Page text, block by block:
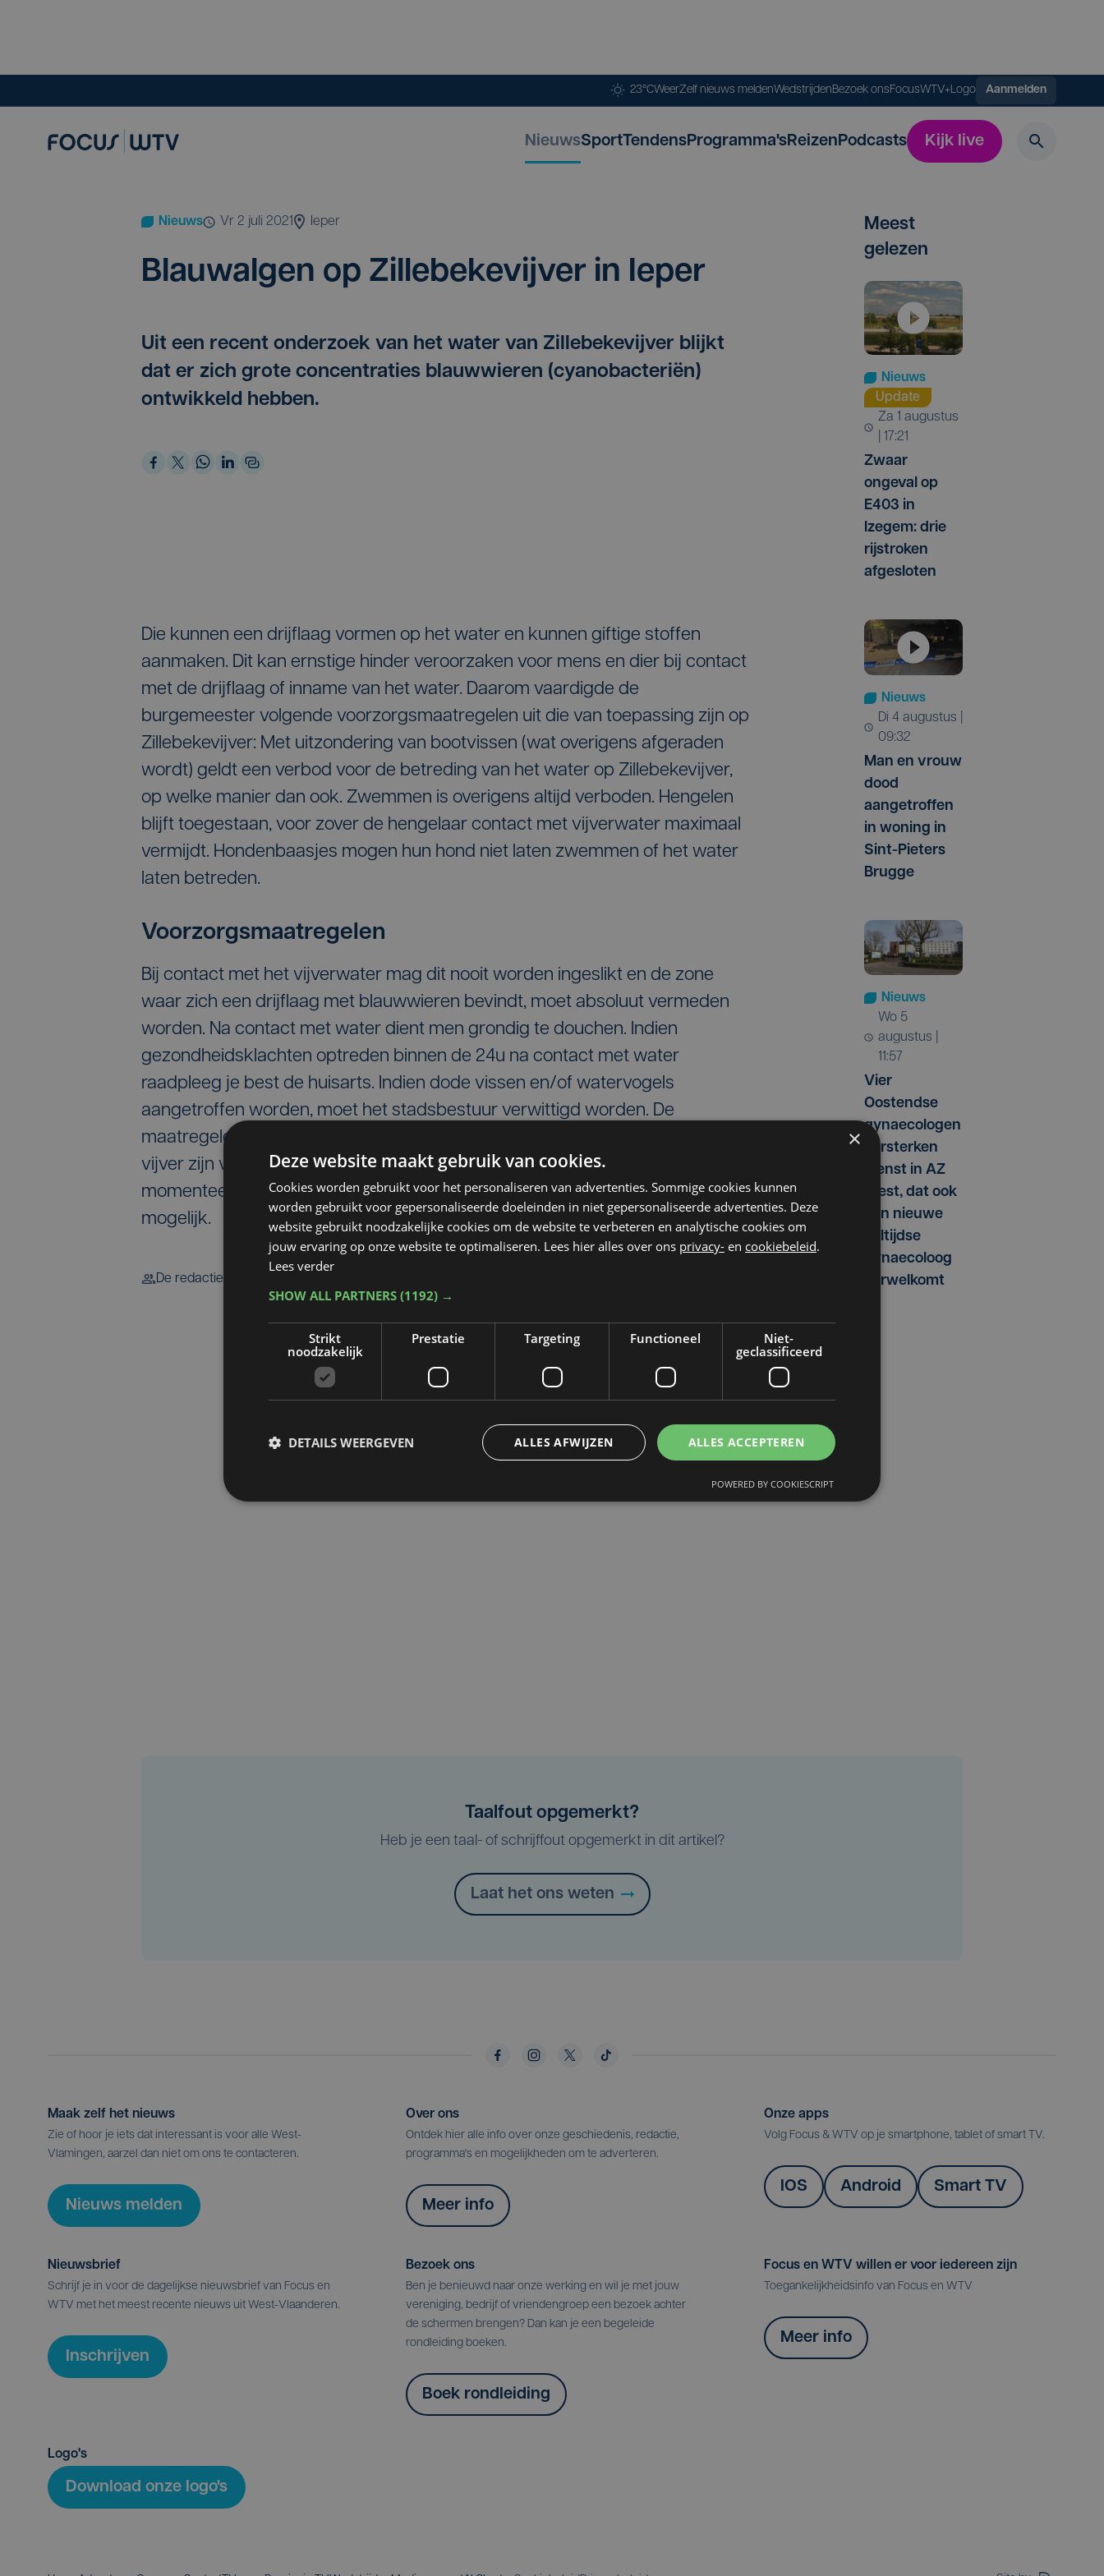
23°CWeerZelf nieuws meldenWedstrijdenBezoek onsFocusWTV+Logo Aanmelden
NieuwsSportTendensProgramma'sReizenPodcasts Kijk live
Nieuws vr 2 juli 2021 Ieper
Blauw­al­gen op Zil­le­be­ke­vij­ver in Ieper
Uit een recent onderzoek van het water van Zillebekevijver blijkt
dat er zich grote concentraties blauwwieren (cyanobacteriën)
ontwikkeld hebben.
Die kunnen een drijflaag vormen op het water en kunnen giftige stoffen
aanmaken. Dit kan ernstige hinder veroorzaken voor mens en dier bij contact
met de drijflaag of inname van het water. Daarom vaardigde de
burgemeester volgende voorzorgsmaatregelen uit die van toepassing zijn op
Zillebekevijver: Met uitzondering van bootvissen (wat overigens afgeraden
wordt) geldt een verbod voor de betreding van het water op Zillebekevijver,
op welke manier dan ook. Zwemmen is overigens altijd verboden. Hengelen
blijft toegestaan, voor zover de hengelaar contact met vijverwater maximaal
vermijdt. Hondenbaasjes mogen hun hond niet laten zwemmen of het water
laten betreden.
Voorzorgsmaatregelen
Bij contact met het vijverwater mag dit nooit worden ingeslikt en de zone
waar zich een drijflaag met blauwwieren bevindt, moet absoluut vermeden
worden. Na contact met water dient men grondig te douchen. Indien
gezondheidsklachten optreden binnen de 24u na contact met water
raadpleeg je best de huisarts. Indien dode vissen en/of watervogels
aangetroffen worden, moet het stadsbestuur verwittigd worden. De
maatregelen blijven van kracht tot blijkt dat de drijflagen uit de volledige
vijver zijn verdwenen. De waterkwaliteit van Dikkebusvijver is daarentegen
momenteel zeer goed. Waterrecreatie op Dikkebusvijver is bijgevolg wel
mogelijk.
De redactie
Meest
gelezen
Nieuws
Update
za 1 augustus
| 17:21
Zwaar
ongeval op
E403 in
Izegem: drie
rijstroken
afgesloten
Nieuws
di 4 augustus |
09:32
Man en vrouw
dood
aangetroffen
in woning in
Sint-Pieters
Brugge
Nieuws
wo 5
augustus |
11:57
Vier
Oostendse
gynaecologen
versterken
dienst in AZ
West, dat ook
een nieuwe
voltijdse
gynaecoloog
verwelkomt
Taalfout opgemerkt?
Heb je een taal- of schrijffout opgemerkt in dit artikel?
Laat het ons weten
Maak zelf het nieuws
Zie of hoor je iets dat interessant is voor alle West-
Vlamingen, aarzel dan niet om ons te contacteren.
Nieuws melden
Over ons
Ontdek hier alle info over onze geschiedenis, redactie,
programma's en mogelijkheden om te adverteren.
Meer info
Onze apps
Volg Focus & WTV op je smartphone, tablet of smart TV.
IOS Android Smart TV
Nieuwsbrief
Schrijf je in voor de dagelijkse nieuwsbrief van Focus en
WTV met het meest recente nieuws uit West-Vlaanderen.
Inschrijven
Bezoek ons
Ben je benieuwd naar onze werking en wil je met jouw
vereniging, bedrijf of vriendengroep een bezoek achter
de schermen brengen? Dan kan je een begeleide
rondleiding boeken.
Boek rondleiding
Focus en WTV willen er voor iedereen zijn
Toegankelijkheidsinfo van Focus en WTV
Meer info
Logo's
Download onze logo's
×
Deze website maakt gebruik van cookies.
Cookies worden gebruikt voor het personaliseren van advertenties. Sommige cookies kunnen
worden gebruikt voor gepersonaliseerde doeleinden in niet gepersonaliseerde advertenties. Deze
website gebruikt noodzakelijke cookies om de website te verbeteren en analytische cookies om
jouw ervaring op onze website te optimaliseren. Lees hier alles over ons privacy- en cookiebeleid.
Lees verder
SHOW ALL PARTNERS (1192) →
Strikt
noodzakelijk
Prestatie Targeting Functioneel
Niet-
geclassificeerd
ALLES ACCEPTEREN
ALLES AFWIJZEN
DETAILS WEERGEVEN
POWERED BY COOKIESCRIPT